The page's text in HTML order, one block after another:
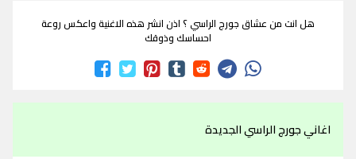
هل انت من عشاق جورج الراسي ؟ اذن انشر هذه الاغنية واعكس روعة
احساسك وذوقك
اغاني جورج الراسي الجديدة